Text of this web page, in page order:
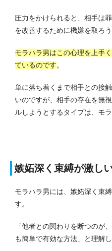
圧力をかけられると、相手は
を改善するために機嫌を取ろう
モラハラ男はこの心理を上手
ているのです。
単に落ち着くまで相手との接
いのですが、相手の存在を無
ルしようとするタイプは、モ
嫉妬深く束縛が激し
モラハラ男には、嫉妬深く束
す。
「他者との関わりを断つのが
も簡単で有効な方法」と理解し